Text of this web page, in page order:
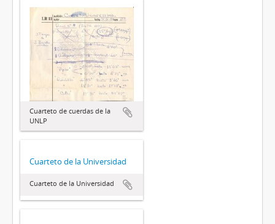
Cuarteto de cuerdas de la
UNLP
Cuarteto de la Universidad
Cuarteto de la Universidad